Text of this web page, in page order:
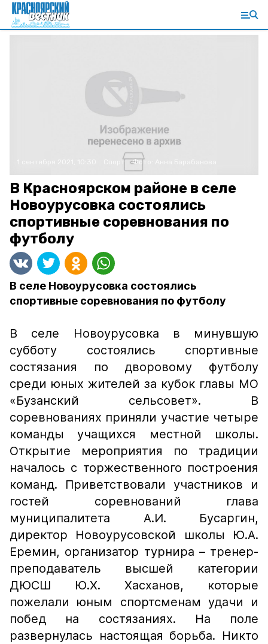
Спорт Фото:
В Красноярском районе в селе
Новоурусовка состоялись
спортивные соревнования по
футболу
В селе Новоурусовка состоялись
спортивные соревнования по футболу
В селе Новоурусовка в минувшую
субботу состоялись спортивные
состязания по дворовому футболу
среди юных жителей за кубок главы МО
«Бузанский сельсовет». В
соревнованиях приняли участие четыре
команды учащихся местной школы.
Открытие мероприятия по традиции
началось с торжественного построения
команд. Приветствовали участников и
гостей соревнований глава
муниципалитета А.И. Бусаргин,
директор Новоурусовской школы Ю.А.
Еремин, организатор турнира – тренер-
преподаватель высшей категории
ДЮСШ Ю.Х. Хасханов, которые
пожелали юным спортсменам удачи и
побед на состязаниях. На поле
развернулась настоящая борьба. Никто